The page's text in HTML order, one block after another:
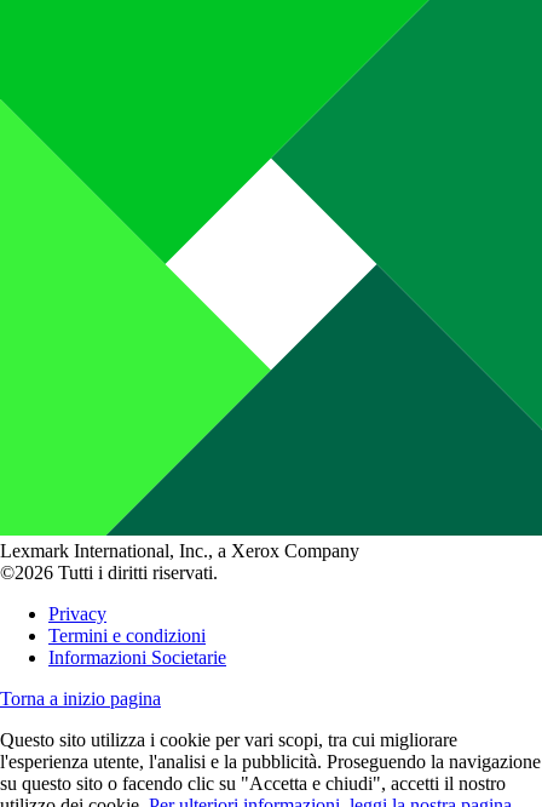
Lexmark International, Inc., a Xerox Company
©2026 Tutti i diritti riservati.
Privacy
Termini e condizioni
Informazioni Societarie
Torna a inizio pagina
Questo sito utilizza i cookie per vari scopi, tra cui migliorare
l'esperienza utente, l'analisi e la pubblicità. Proseguendo la navigazione
su questo sito o facendo clic su "Accetta e chiudi", accetti il nostro